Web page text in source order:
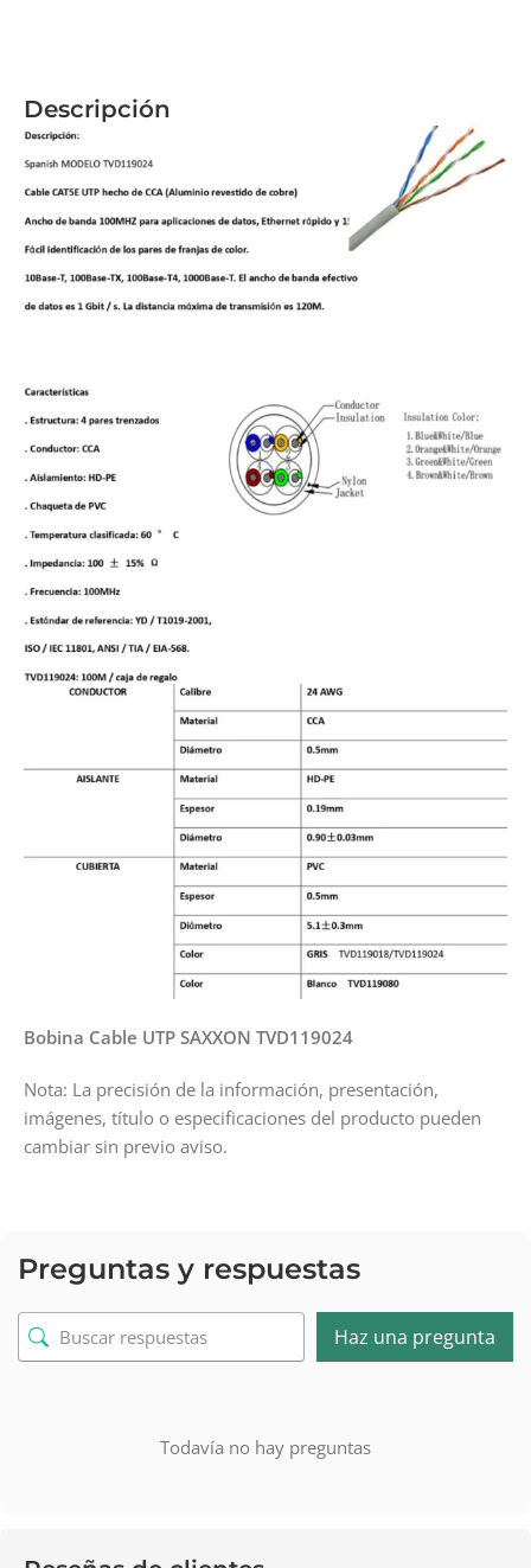
Descripción
Bobina Cable UTP SAXXON TVD119024
Nota: La precisión de la información, presentación,
imágenes, título o especificaciones del producto pueden
cambiar sin previo aviso.
Preguntas y respuestas
Haz una pregunta
Todavía no hay preguntas